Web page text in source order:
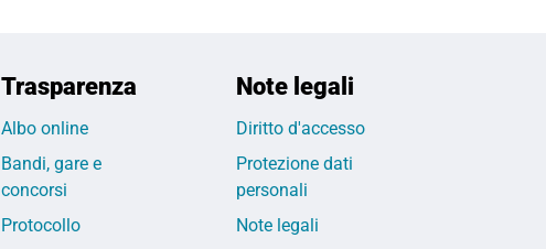
Trasparenza
Albo online
Bandi, gare e
concorsi
Protocollo
Note legali
Diritto d'accesso
Protezione dati
personali
Note legali